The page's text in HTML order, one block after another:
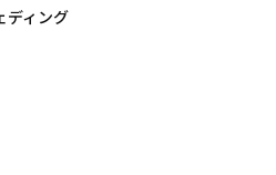
ペッチャブーン
ディング